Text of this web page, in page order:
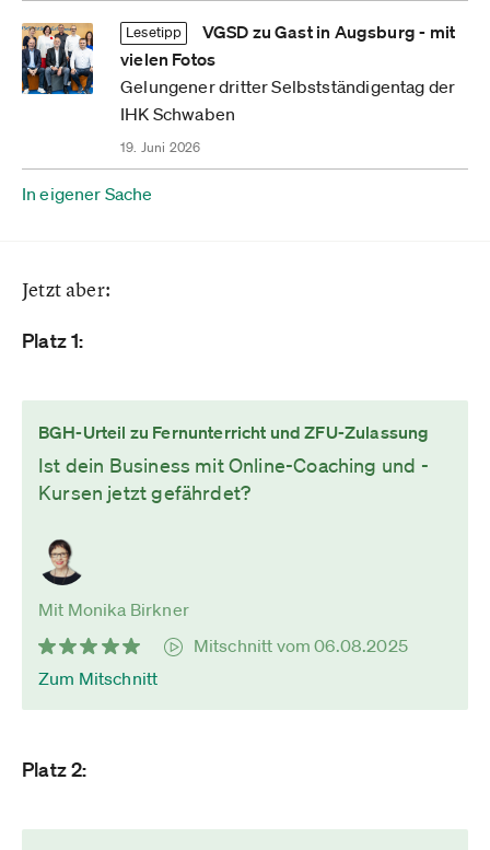
Lesetipp
VGSD zu Gast in Augsburg - mit
vielen Fotos
Gelungener dritter Selbstständigentag der
IHK Schwaben
19. Juni 2026
In eigener Sache
Jetzt aber:
Platz 1:
BGH-Urteil zu Fernunterricht und ZFU-Zulassung
Ist dein Business mit Online-Coaching und -
Kursen jetzt gefährdet?
Mit Monika Birkner
Mitschnitt vom 06.08.2025
Zum Mitschnitt
Platz 2: